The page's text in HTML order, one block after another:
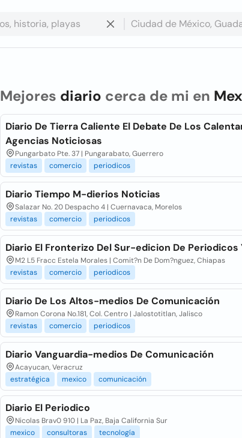
Mejores diario cerca de mi en
Diario De Tierra Caliente El Debate De Los
Agencias Noticiosas
Pungarbato Pte. 37 | Pungarabato, Guerrero
revistas
comercio periodicos
Diario Tiempo M-dierios Noticias
Salazar No. 20 Despacho 4 | Cuernavaca, Morelos
revistas
comercio periodicos
Diario El Fronterizo Del Sur-edicion De Periodicos
M2 L5 Fracc Estela Morales | Comit?n De Dom?nguez, Chiapas
revistas
comercio periodicos
Diario De Los Altos-medios De Comunicación
Ramon Corona No.181, Col. Centro | Jalostotitlan, Jalisco
revistas
comercio periodicos
Diario Vanguardia-medios De Comunicación
Acayucan, Veracruz
estratégica
mexico comunicación
Diario El Periodico
Nicolas Brav0 910 | La Paz, Baja California Sur
mexico
consultoras tecnología